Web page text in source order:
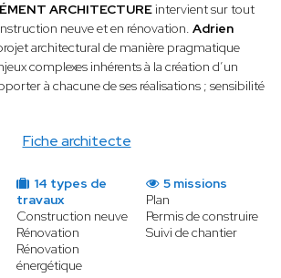
Fiche architecte
ARCHITECTUREintervient sur tout
neuve et en rénovation. Adrien
architectural de manière pragmatique
complexes inhérents à la création d’un
à chacune de ses réalisations ; sensibilité
14 types de
travaux
Construction neuve
Rénovation
Rénovation
énergétique
5 missions
Plan
Permis de construire
Suivi de chantier